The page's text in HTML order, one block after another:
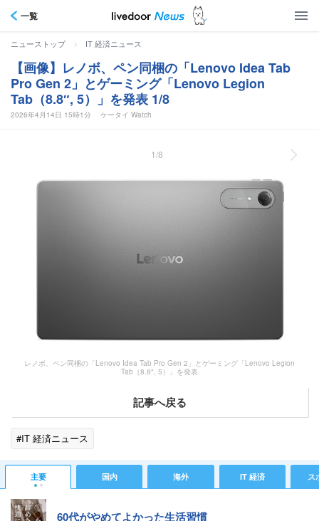
一覧
ニューストップ > IT 経済ニュース
【画像】レノボ、ペン同梱の「Lenovo Idea Tab
Pro Gen 2」とゲーミング「Lenovo Legion
Tab（8.8″, 5）」を発表 1/8
2026年4月14日 15時1分 ケータイ Watch
1/8
レノボ、ペン同梱の「Lenovo Idea Tab Pro Gen 2」とゲーミング「Lenovo Legion
Tab（8.8″, 5）」を発表
記事へ戻る
#IT 経済ニュース
主要 国内 海外 IT 経済 ス
60代がやめてよかった生活習慣